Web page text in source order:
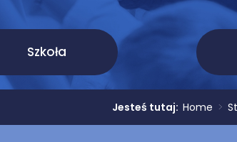
Szkoła
Jesteś tutaj: Home >